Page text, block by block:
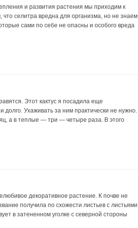
и развития растения мы приходим к
селитра вредна для организма, но не знаем
сами по себе не опасны и особого вреда
Этот кактус я посадила еще
Ухаживать за ним практически не нужно.
а в теплые — три — четыре раза. В этого
декоративное растение. К почве не
получила по схожести листьев с листьями
в затененном уголке с северной стороны